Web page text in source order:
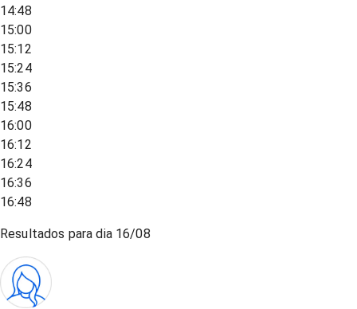
14:48
15:00
15:12
15:24
15:36
15:48
16:00
16:12
16:24
16:36
16:48
Resultados para dia 16/08